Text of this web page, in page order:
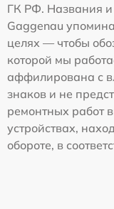
ГК РФ. Названия и
Gaggenau
целях — чтобы
которой мы
аффилирована с
знаков и не
ремонтных работ
устройствах,
обороте, в